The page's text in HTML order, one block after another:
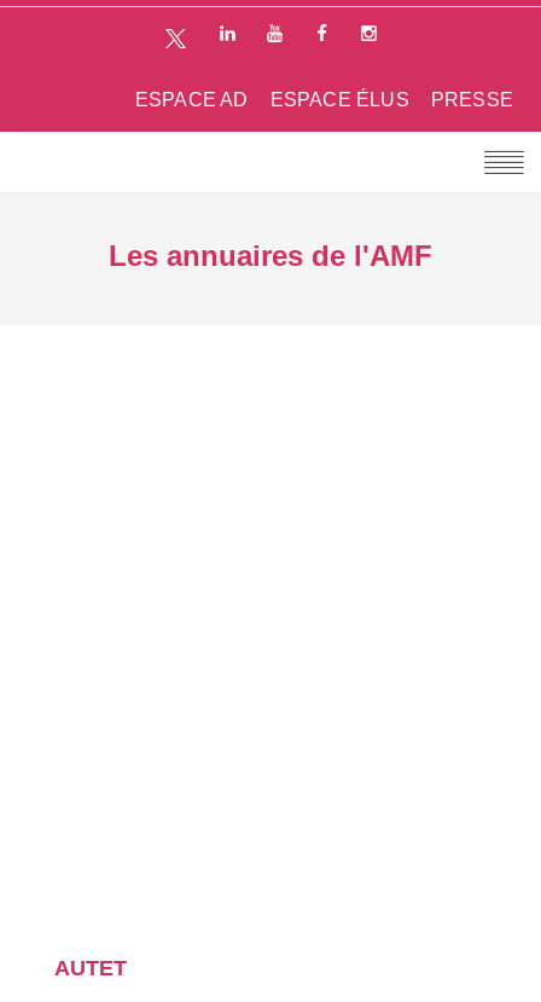
PRESSE
ESPACE ÉLUS
ESPACE AD
Les annuaires de l'AMF
AUTET